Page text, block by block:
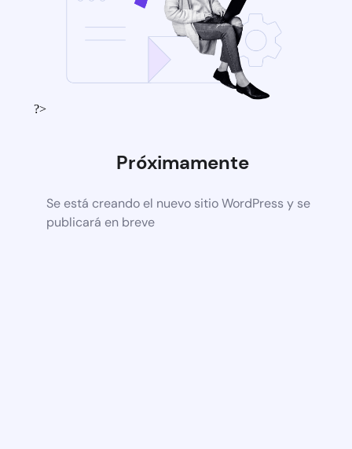
?>
Próximamente
Se está creando el nuevo sitio WordPress y se
publicará en breve